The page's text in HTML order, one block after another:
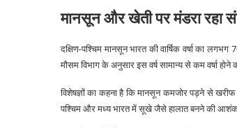
मानसून और खेती पर मंडरा रहा
दक्षिण-पश्चिम मानसून भारत की वार्षिक वर्षा का
मौसम विभाग के अनुसार इस वर्ष सामान्य से कम वर्षा
विशेषज्ञों का कहना है कि मानसून कमजोर पड़ने से
पश्चिम और मध्य भारत में सूखे जैसे हालात बनने की आशंका